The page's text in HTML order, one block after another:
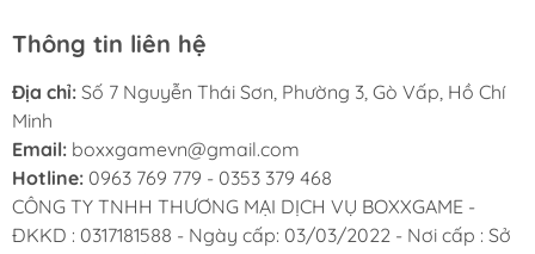
Thông tin liên hệ
Địa chỉ: Số 7 Nguyễn Thái Sơn, Phường 3, Gò Vấp, Hồ Chí
Minh
Email: boxxgamevn@gmail.com
Hotline: 0963 769 779 - 0353 379 468
CÔNG TY TNHH THƯƠNG MẠI DỊCH VỤ BOXXGAME -
ĐKKD : 0317181588 - Ngày cấp: 03/03/2022 - Nơi cấp : Sở